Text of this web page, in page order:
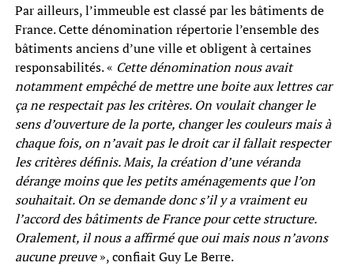
Par ailleurs, l’immeuble est classé par les bâtiments de
France. Cette dénomination répertorie l’ensemble des
bâtiments anciens d’une ville et obligent à certaines
responsabilités. « Cette dénomination nous avait
notamment empêché de mettre une boite aux lettres car
ça ne respectait pas les critères. On voulait changer le
sens d’ouverture de la porte, changer les couleurs mais à
chaque fois, on n’avait pas le droit car il fallait respecter
les critères définis. Mais, la création d’une véranda
dérange moins que les petits aménagements que l’on
souhaitait. On se demande donc s’il y a vraiment eu
l’accord des bâtiments de France pour cette structure.
Oralement, il nous a affirmé que oui mais nous n’avons
aucune preuve», confiait Guy Le Berre.